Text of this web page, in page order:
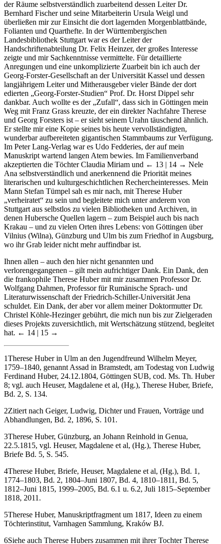
Deutschen Literaturarchivs in Marbach begleiteten mich im Dunkel
der Räume selbstverständlich zuarbeitend dessen Leiter Dr.
Bernhard Fischer und seine Mitarbeiterin Ursula Weigl und
überließen mir zur Einsicht die dort lagernden Morgenblattbände,
Folianten und Quarthefte. In der Württembergischen
Landesbibliothek Stuttgart war es der Leiter der
Handschriftenabteilung Dr. Felix Heinzer, der großes Interesse
zeigte und mir Sachkenntnisse vermittelte. Für detaillierte
Anregungen und eine unkomplizierte Zuarbeit bin ich auch der
Georg-Forster-Gesellschaft an der Universität Kassel und dessen
langjährigem Leiter und Mitherausgeber vieler Bände der dort
edierten „Georg-Forster-Studien“ Prof. Dr. Horst Dippel sehr
dankbar. Auch wollte es der „Zufall“, dass sich in Göttingen mein
Weg mit Franz Grass kreuzte, der ein direkter Nachfahre Therese
und Georg Forsters ist – er sieht seinem Urahn täuschend ähnlich.
Er stellte mir eine Kopie seines bis heute vervollständigten,
wunderbar aufbereiteten gigantischen Stammbaums zur Verfügung.
Im Peter Lang-Verlag war es Udo Fedderies, der auf mein
Manuskript wartend langen Atem bewies. Im Familienverband
akzeptierten die Töchter Claudia Miriam und← 13 | 14 → Nele
Ana selbstverständlich und anerkennend die Priorität meines
literarischen und kulturgeschichtlichen Rechercheinteresses. Mein
Mann Stefan Tümpel sah es mir nach, mit Therese Huber
„verheiratet“ zu sein und begleitete mich unter anderem von
Stuttgart aus selbstlos zu vielen Bibliotheken und Archiven, in
denen Hubersche Quellen lagern – zum Beispiel auch bis nach
Krakau – und zu vielen Orten ihres Lebens: von Göttingen über
Vilnius (Wilna), Günzburg und Ulm bis zum Friedhof in Augsburg,
Ihnen allen – auch den hier nicht genannten und
verlorengegangenen – gilt mein aufrichtiger Dank. Ein Dank, den
die frankophile Therese Huber mit mir zusammen Professor Dr.
Wolfgang Dahmen, Professor für Rumänische Sprach- und
Literaturwissenschaft der Friedrich-Schiller-Universität Jena
schuldet. Ein Dank, der aber vor allem meiner Doktormutter Dr.
Christel Köhle-Hezinger gebührt, die mich nun bis zur Zielgeraden
dieses Projekts zuversichtlich, mit Wertschätzung stützend, begleitet
1 Therese Huber in Ulm an den Jugendfreund Wilhelm Meyer,
1759–1840, genannt Assad in Bramstedt, am Todestag von Ludwig
Ferdinand Huber, 24.12.1804, Göttingen SUB, cod. Ms. Th. Huber
8; vgl. auch Heuser, Magdalene et al, (Hg.), Therese Huber, Briefe,
2Zitiert nach Geiger, Ludwig, Dichter und Frauen, Vorträge und
3Therese Huber, Günzburg, an Johann Reinhold in Genua,
22.5.1815, vgl. Heuser, Magdalene et al, (Hg.), Therese Huber,
4 Therese Huber, Briefe, Heuser, Magdalene et al, (Hg.), Bd. 1,
1774–1803, Bd. 2, 1804–Juni 1807, Bd. 4, 1810–1811, Bd. 5,
1812–Juni 1815, 1999–2005, Bd. 6.1 u. 6.2, Juli 1815–September
5Therese Huber, Manuskriptfragment um 1817, Ideen zu einem